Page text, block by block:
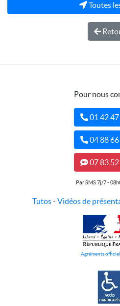
Toutes
Pour nous
01 42 47
04 88 66
07 83 52
Par SMS 7j/7 -
Tutos- Vidéos de
Agréments